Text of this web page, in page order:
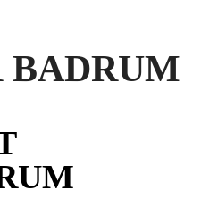
BADRUM